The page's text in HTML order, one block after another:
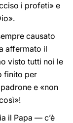
i profeti» e
causato
affermato il
visto tutti noi le
finito per
e «non
il Papa — c’è